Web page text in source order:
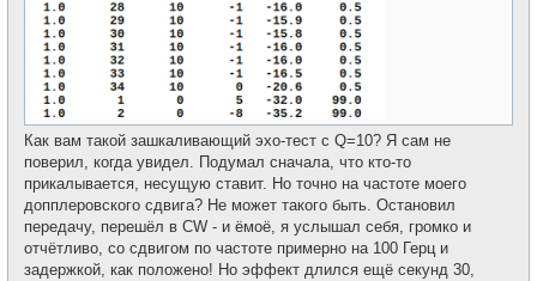
Как вам такой зашкаливающий эхо-тест с Q=10? Я сам не
поверил, когда увидел. Подумал сначала, что кто-то
прикалывается, несущую ставит. Но точно на частоте моего
допплеровского сдвига? Не может такого быть. Остановил
передачу, перешёл в CW - и ёмоё, я услышал себя, громко и
отчётливо, со сдвигом по частоте примерно на 100 Герц и
задержкой, как положено! Но эффект длился ещё секунд 30,